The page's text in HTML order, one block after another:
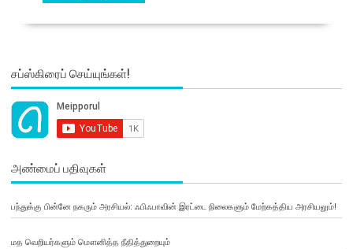
சப்ஸ்கிரைப் செய்யுங்கள்!
அண்மைப் பதிவுகள்
பந்துக்கு பின்னே நகரும் அரசியல்: ஃபிஃபாவின் இரட்டை நிலைகளும் மேற்கத்திய அரசியலும்!
மத வெறியர்களும் மௌனித்த நீதித்துறையும்